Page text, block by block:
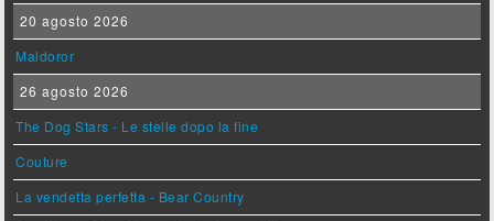
20 agosto 2026
Maldoror
26 agosto 2026
The Dog Stars - Le stelle dopo la fine
Couture
La vendetta perfetta - Bear Country